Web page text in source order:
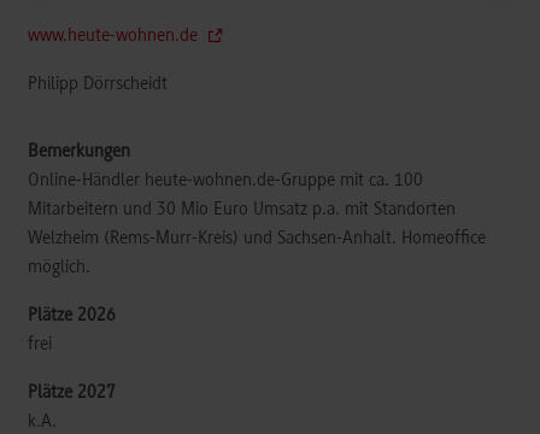
www.heute-wohnen.de
Philipp Dörrscheidt
Online-Händler heute-wohnen.de-Gruppe mit ca. 100
Mitarbeitern und 30 Mio Euro Umsatz p.a. mit Standorten
Welzheim (Rems-Murr-Kreis) und Sachsen-Anhalt. Homeoffice
möglich.
frei
k.A.